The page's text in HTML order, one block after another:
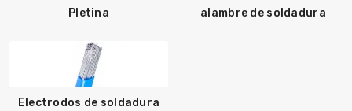
Pletina alambre de soldadura
Electrodos de soldadura